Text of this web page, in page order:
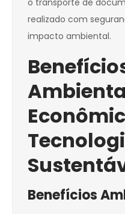
o transporte de
realizado com
impacto ambiental.
Benefícios